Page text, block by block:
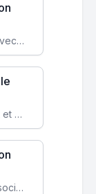
Faites évoluer votre business avec des solutions logicielles personnalisées, parfaitement adaptées à vos besoins spécifiques.
Augmentez l’engagement client et simplifiez vos processus avec une application mobile sur mesure, disponible sur iOS et Android.
Améliorez l'efficacité de votre société avec une application web personnalisée accessible partout et tout le temps.